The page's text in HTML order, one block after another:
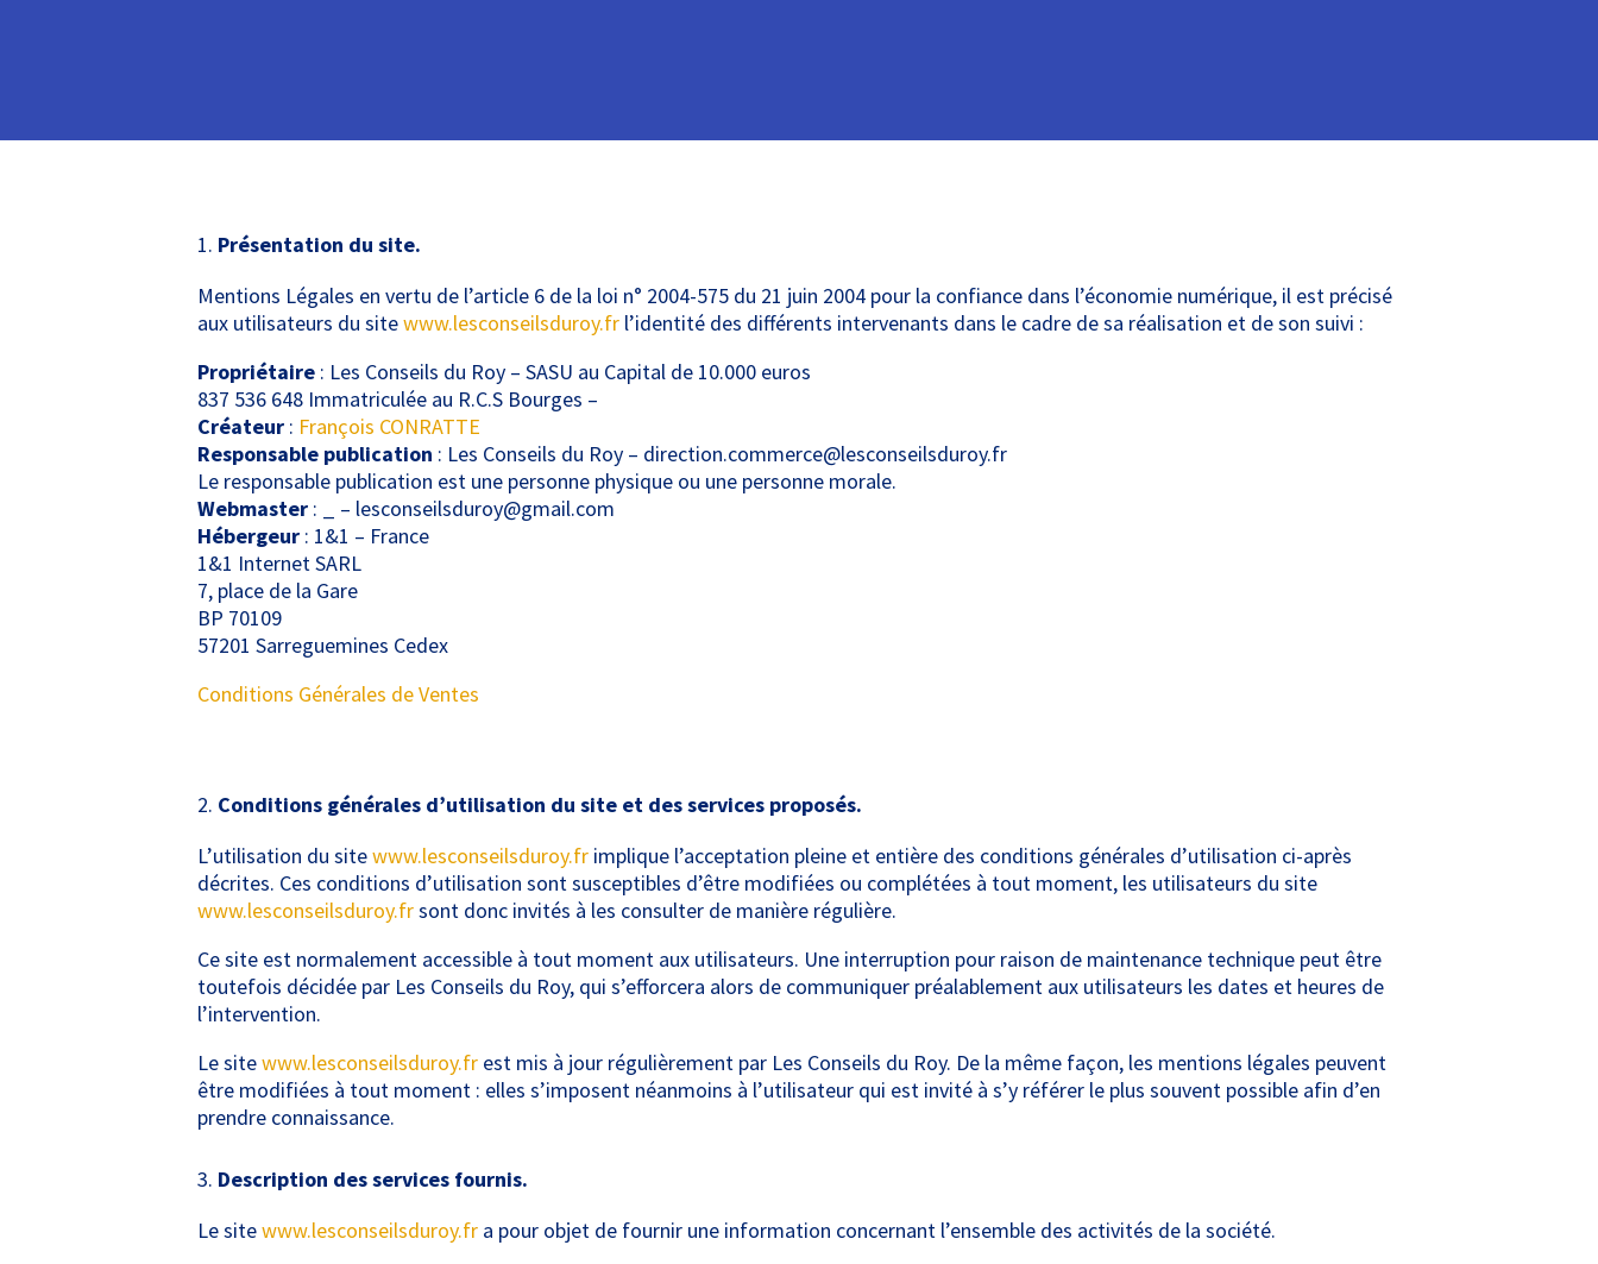
Présentation du site.
Mentions Légales en vertu de l’article 6 de la loi n° 2004-575 du 21 juin 2004 pour la confiance dans l’économie numérique, il est précisé
aux utilisateurs du sitewww.lesconseilsduroy.frl’identité des différents intervenants dans le cadre de sa réalisation et de son suivi :
Propriétaire: Les Conseils du Roy – SASU au Capital de 10.000 euros
837 536 648 Immatriculée au R.C.S Bourges –
Créateur: François CONRATTE
Responsable publication : Les Conseils du Roy – direction.commerce@lesconseilsduroy.fr
Le responsable publication est une personne physique ou une personne morale.
Webmaster: _ – lesconseilsduroy@gmail.com
Hébergeur: 1&1 – France
1&1 Internet SARL
7, place de la Gare
BP 70109
57201 Sarreguemines Cedex
Conditions Générales de Ventes
Conditions générales d’utilisation du site et des services proposés.
L’utilisation du sitewww.lesconseilsduroy.frimplique l’acceptation pleine et entière des conditions générales d’utilisation ci-après
décrites. Ces conditions d’utilisation sont susceptibles d’être modifiées ou complétées à tout moment, les utilisateurs du site
www.lesconseilsduroy.frsont donc invités à les consulter de manière régulière.
Ce site est normalement accessible à tout moment aux utilisateurs. Une interruption pour raison de maintenance technique peut être
toutefois décidée par Les Conseils du Roy, qui s’efforcera alors de communiquer préalablement aux utilisateurs les dates et heures de
l’intervention.
Le sitewww.lesconseilsduroy.frest mis à jour régulièrement par Les Conseils du Roy. De la même façon, les mentions légales peuvent
être modifiées à tout moment : elles s’imposent néanmoins à l’utilisateur qui est invité à s’y référer le plus souvent possible afin d’en
prendre connaissance.
Description des services fournis.
Le sitewww.lesconseilsduroy.fra pour objet de fournir une information concernant l’ensemble des activités de la société.